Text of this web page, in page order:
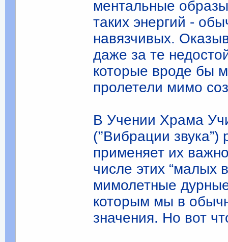
ментальные
таких энергий -
навязчивых.
даже за те
которые вроде бы
пролетели мимо
В Учении Храма
(’’Вибрации
применяет их
числе этих “малых
мимолетные
которым мы в
значения. Но вот